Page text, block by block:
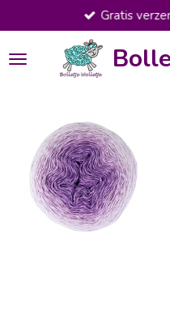
direct
naar
de
Gratis